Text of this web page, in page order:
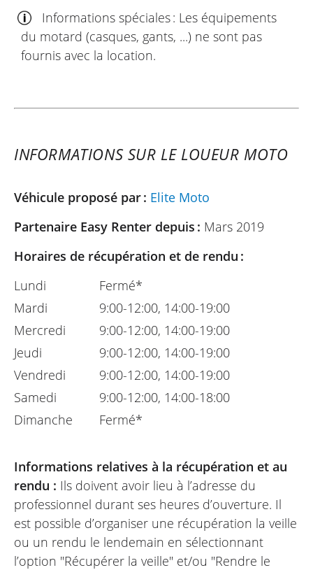
Informations spéciales : Les équipements
du motard (casques, gants, ...) ne sont pas
fournis avec la location.
INFORMATIONS SUR LE LOUEUR MOTO
Véhicule proposé par : Elite Moto
Partenaire Easy Renter depuis : Mars 2019
Horaires de récupération et de rendu :
Lundi
Mardi
Mercredi
Jeudi
Vendredi
Samedi
Dimanche
Fermé*
9:00-12:00, 14:00-19:00
9:00-12:00, 14:00-19:00
9:00-12:00, 14:00-19:00
9:00-12:00, 14:00-19:00
9:00-12:00, 14:00-18:00
Fermé*
Informations relatives à la récupération et au
rendu : Ils doivent avoir lieu à l’adresse du
professionnel durant ses heures d’ouverture. Il
est possible d’organiser une récupération la veille
ou un rendu le lendemain en sélectionnant
l’option "Récupérer la veille" et/ou "Rendre le